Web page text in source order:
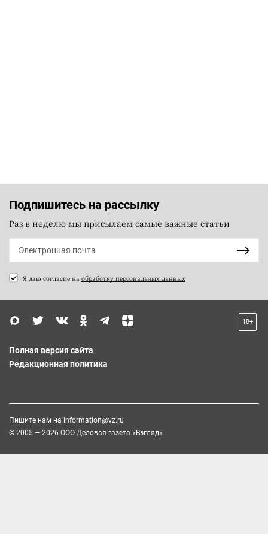
Подпишитесь на рассылку
Раз в неделю мы присылаем самые важные статьи
Я даю согласие на обработку персональных данных
18+
Полная версия сайта
Редакционная политика
Пишите нам на information@vz.ru
© 2005 — 2026 ООО Деловая газета «Взгляд»